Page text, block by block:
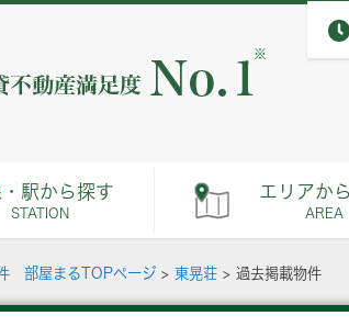
※
駅から探す
STATION
エリアか
AREA
部屋まるTOPページ > 東晃荘 > 過去掲載物件